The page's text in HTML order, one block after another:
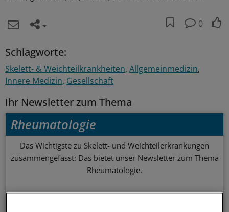
0
Schlagworte:
Skelett- & Weichteilkrankheiten Allgemeinmedizin
Innere Medizin Gesellschaft
Ihr Newsletter zum Thema
Rheumatologie
Das Wichtigste zu Skelett- und Weichteilerkrankungen
zusammengefasst: Das bietet unser Newsletter zum Thema
Rheumatologie.